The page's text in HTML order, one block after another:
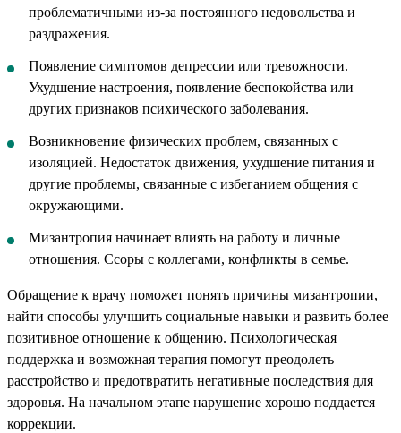
проблематичными из-за постоянного недовольства и
раздражения.
Появление симптомов депрессии или тревожности.
Ухудшение настроения, появление беспокойства или
других признаков психического заболевания.
Возникновение физических проблем, связанных с
изоляцией. Недостаток движения, ухудшение питания и
другие проблемы, связанные с избеганием общения с
окружающими.
Мизантропия начинает влиять на работу и личные
отношения. Ссоры с коллегами, конфликты в семье.
Обращение к врачу поможет понять причины мизантропии,
найти способы улучшить социальные навыки и развить более
позитивное отношение к общению. Психологическая
поддержка и возможная терапия помогут преодолеть
расстройство и предотвратить негативные последствия для
здоровья. На начальном этапе нарушение хорошо поддается
коррекции.